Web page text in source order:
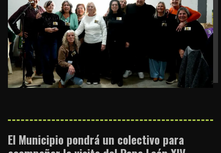
El Municipio pondrá un colectivo para